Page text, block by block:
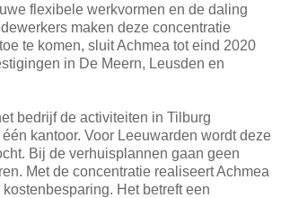
flexibele werkvormen en de daling
maken deze concentratie
te komen, sluit Achmea tot eind 2020
in De Meern, Leusden en
bedrijf de activiteiten in Tilburg
kantoor. Voor Leeuwarden wordt deze
Bij de verhuisplannen gaan geen
Met de concentratie realiseert Achmea
Het betreft een